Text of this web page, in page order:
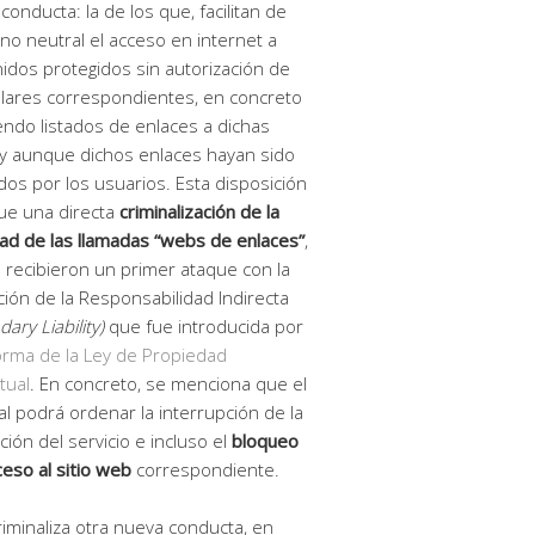
la de los que, facilitan de
neutral el acceso en internet a
protegidos sin autorización de
correspondientes, en concreto
listados de enlaces a dichas
aunque dichos enlaces hayan sido
por los usuarios. Esta disposición
una directacriminalización de la
de las llamadas “webs de enlaces”,
recibieron un primer ataque con la
de la Responsabilidad Indirecta
Liability) que fue introducida por
de la Ley de Propiedad
. En concreto, se menciona que el
podrá ordenar la interrupción de la
del servicio e incluso elbloqueo
al sitio web correspondiente.
otra nueva conducta, en